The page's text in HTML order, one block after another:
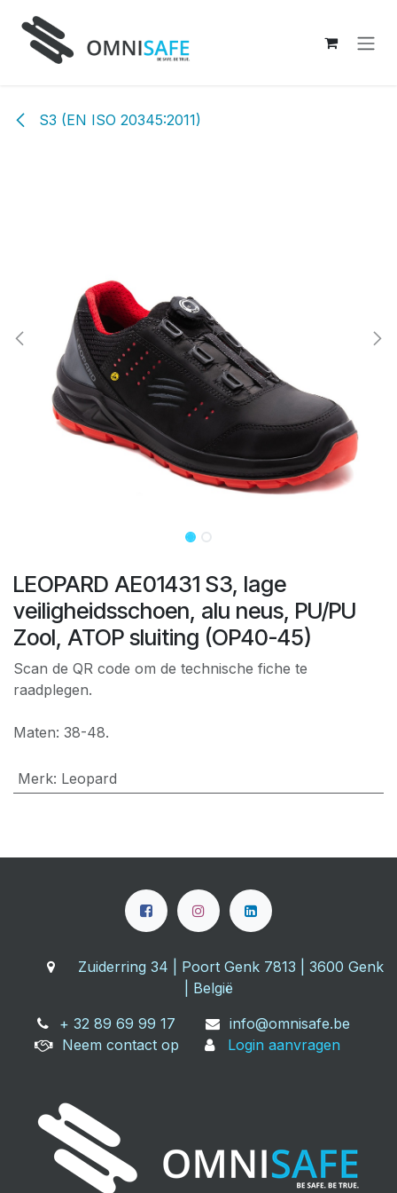
S3 (EN ISO 20345:2011)
LEOPARD AE01431 S3, lage
veiligheidsschoen, alu neus, PU/PU
Zool, ATOP sluiting (OP40-45)
Scan de QR code om de technische fiche te
raadplegen.
Maten: 38-48.
Merk: Leopard
Zuiderring 34 | Poort Genk 7813 | 3600 Genk
| België
+ 32 89 69 99 17
info@omnisafe.be
Neem contact op
Login aanvragen